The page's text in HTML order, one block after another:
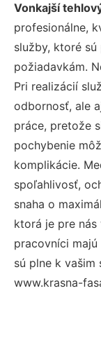
Vonkajší
profesionálne,
služby, ktoré
požiadavkám.
Pri realizácií
odbornosť, ale
práce, pretože
pochybenie
komplikácie.
spoľahlivosť,
snaha o
ktorá je pre nás
pracovníci
sú plne k vašim
www.krasna-